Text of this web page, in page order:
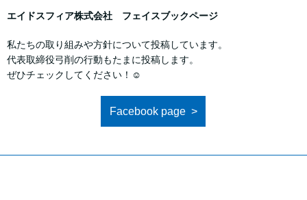
エイドスフィア株式会社 フェイスブックページ
私たちの取り組みや方針について投稿しています。
代表取締役弓削の行動もたまに投稿します。
ぜひチェックしてください！☺
Facebook page